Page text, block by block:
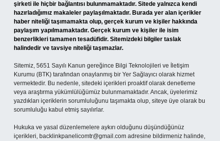
şirketi ile hiçbir bağlantısı bulunmamaktadır. Sitede yalnızca kendi
hazırladığımız makaleler paylaşılmaktadır. Burada yer alan içerikler
haber niteliği taşımamakta olup, gerçek kurum ve kişiler hakkında
paylaşım yapılmamaktadır. Gerçek kurum ve kişiler ile isim
benzerlikleri tamamen tesadüfidir. Sitemizdeki bilgiler taslak
halindedir ve tavsiye niteliği taşımazlar.
Sitemiz, 5651 Sayılı Kanun gereğince Bilgi Teknolojileri ve İletişim
Kurumu (BTK) tarafından onaylanmış bir Yer Sağlayıcı olarak hizmet
vermektedir. Bu nedenle, sitedeki içerikleri proaktif olarak denetleme
veya araştırma yükümlülüğümüz bulunmamaktadır. Ancak, üyelerimiz
yazdıkları içeriklerin sorumluluğunu taşımakta olup, siteye üye olarak bu
sorumluluğu kabul etmiş sayılırlar.
Hukuka ve yasal düzenlemelere aykırı olduğunu düşündüğünüz
içerikleri, backlinkpanelicomtr@gmail.com adresine bildirmeniz halinde,